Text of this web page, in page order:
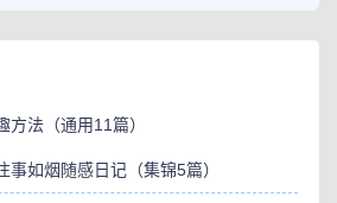
方法（通用11篇）
事如烟随感日记（集锦5篇）